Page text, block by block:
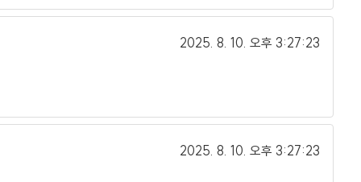
2025. 8. 10. 오후 3:27:23
2025. 8. 10. 오후 3:27:23